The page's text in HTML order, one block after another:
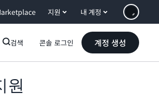
지원 내 계정
검색 콘솔 로그인 계정 생성
원